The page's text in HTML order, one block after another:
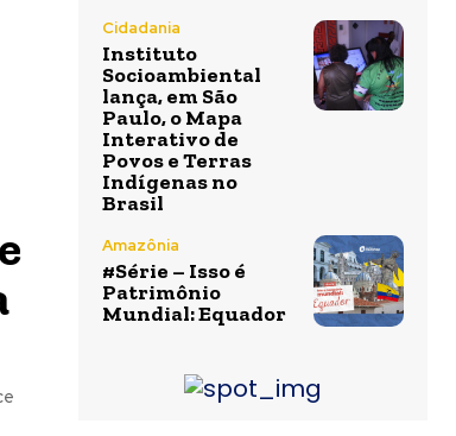
Cidadania
Instituto
Socioambiental
lança, em São
Paulo, o Mapa
Interativo de
Povos e Terras
Indígenas no
Brasil
Amazônia
#Série – Isso é
Patrimônio
Mundial: Equador